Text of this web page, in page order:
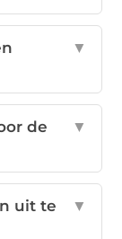
▼
de
▼
uit te
▼